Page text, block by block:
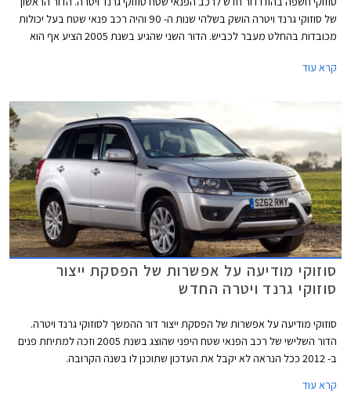
של סוזוקי גרנד ויטרה הושק בשלהי שנות ה- 90 והיה רכב פנאי שטח בעל יכולות
מכובדות בהחלט מעבר לכביש. הדור השני שהגיע בשנת 2005 הציע אף הוא
למחליף. יצוין כי לסוזוקי ליין דגמים רחב עבור שווקים מתפתחים ורובם לא מגיעים
קרא עוד
סוזוקי מודיעה על אפשרות של הפסקת ייצור
סוזוקי גרנד ויטרה החדש
סוזוקי מודיעה על אפשרות של הפסקת ייצור דור ההמשך לסוזוקי גרנד ויטרה.
הדור השלישי של רכב הפנאי שטח היפני שהוצג בשנת 2005 וזכה למתיחת פנים
ב- 2012 ככל הנראה לא יקבל את העדכון שתוכנן לו בשנה הקרובה.
קרא עוד